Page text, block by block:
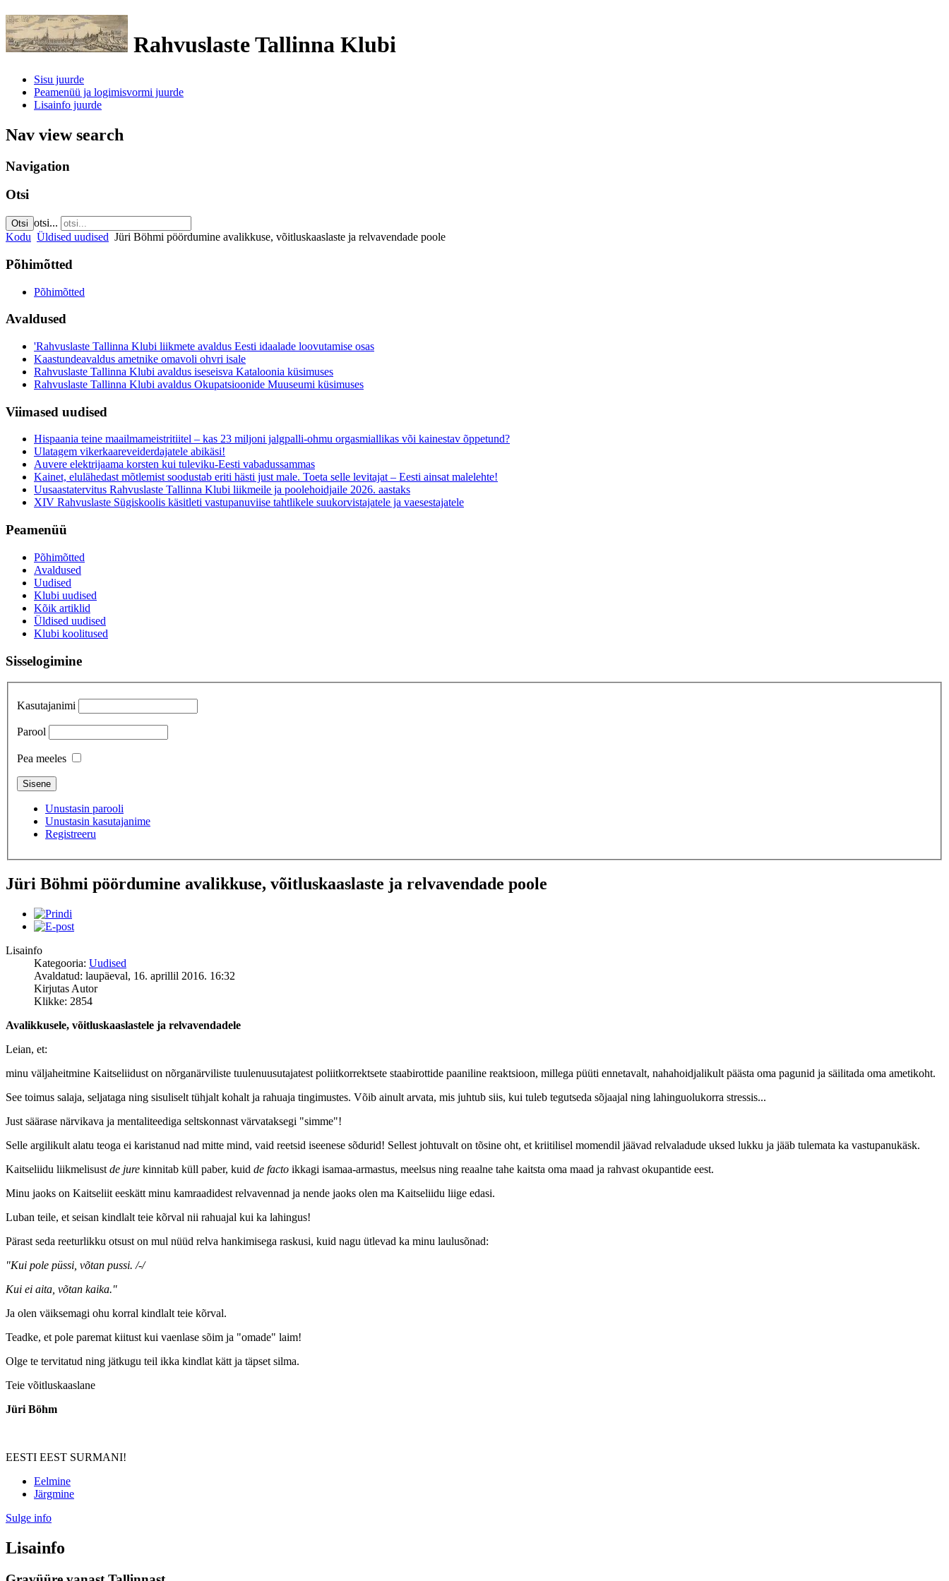
Rahvuslaste Tallinna Klubi
Sisu juurde
Peamenüü ja logimisvormi juurde
Lisainfo juurde
Nav view search
Navigation
Otsi
Otsi otsi...
Kodu Üldised uudised Jüri Böhmi pöördumine avalikkuse, võitluskaaslaste ja relvavendade poole
Põhimõtted
Põhimõtted
Avaldused
'Rahvuslaste Tallinna Klubi liikmete avaldus Eesti idaalade loovutamise osas
Kaastundeavaldus ametnike omavoli ohvri isale
Rahvuslaste Tallinna Klubi avaldus iseseisva Kataloonia küsimuses
Rahvuslaste Tallinna Klubi avaldus Okupatsioonide Muuseumi küsimuses
Viimased uudised
Hispaania teine maailmameistritiitel – kas 23 miljoni jalgpalli-ohmu orgasmiallikas või kainestav õppetund?
Ulatagem vikerkaareveiderdajatele abikäsi!
Auvere elektrijaama korsten kui tuleviku-Eesti vabadussammas
Kainet, elulähedast mõtlemist soodustab eriti hästi just male. Toeta selle levitajat – Eesti ainsat malelehte!
Uusaastatervitus Rahvuslaste Tallinna Klubi liikmeile ja poolehoidjaile 2026. aastaks
XIV Rahvuslaste Sügiskoolis käsitleti vastupanuviise tahtlikele suukorvistajatele ja vaesestajatele
Peamenüü
Põhimõtted
Avaldused
Uudised
Klubi uudised
Kõik artiklid
Üldised uudised
Klubi koolitused
Sisselogimine
Kasutajanimi
Parool
Pea meeles
Unustasin parooli
Unustasin kasutajanime
Registreeru
Jüri Böhmi pöördumine avalikkuse, võitluskaaslaste ja relvavendade poole
Lisainfo
Kategooria: Uudised
Avaldatud: laupäeval, 16. aprillil 2016. 16:32
Kirjutas Autor
Klikke: 2854
Avalikkusele, võitluskaaslastele ja relvavendadele
Leian, et:
minu väljaheitmine Kaitseliidust on nõrganärviliste tuulenuusutajatest poliitkorrektsete staabirottide paaniline reaktsioon, millega püüti ennetavalt, nahahoidjalikult päästa oma pagunid ja säilitada oma ametikoht.
See toimus salaja, seljataga ning sisuliselt tühjalt kohalt ja rahuaja tingimustes. Võib ainult arvata, mis juhtub siis, kui tuleb tegutseda sõjaajal ning lahinguolukorra stressis...
Just säärase närvikava ja mentaliteediga seltskonnast värvataksegi "simme"!
Selle argilikult alatu teoga ei karistanud nad mitte mind, vaid reetsid iseenese sõdurid! Sellest johtuvalt on tõsine oht, et kriitilisel momendil jäävad relvaladude uksed lukku ja jääb tulemata ka vastupanukäsk.
Kaitseliidu liikmelisust de jure kinnitab küll paber, kuid de facto ikkagi isamaa-armastus, meelsus ning reaalne tahe kaitsta oma maad ja rahvast okupantide eest.
Minu jaoks on Kaitseliit eeskätt minu kamraadidest relvavennad ja nende jaoks olen ma Kaitseliidu liige edasi.
Luban teile, et seisan kindlalt teie kõrval nii rahuajal kui ka lahingus!
Pärast seda reeturlikku otsust on mul nüüd relva hankimisega raskusi, kuid nagu ütlevad ka minu laulusõnad:
"Kui pole püssi, võtan pussi. /-/
Kui ei aita, võtan kaika."
Ja olen väiksemagi ohu korral kindlalt teie kõrval.
Teadke, et pole paremat kiitust kui vaenlase sõim ja "omade" laim!
Olge te tervitatud ning jätkugu teil ikka kindlat kätt ja täpset silma.
Teie võitluskaaslane
Jüri Böhm
EESTI EEST SURMANI!
Eelmine
Järgmine
Sulge info
Lisainfo